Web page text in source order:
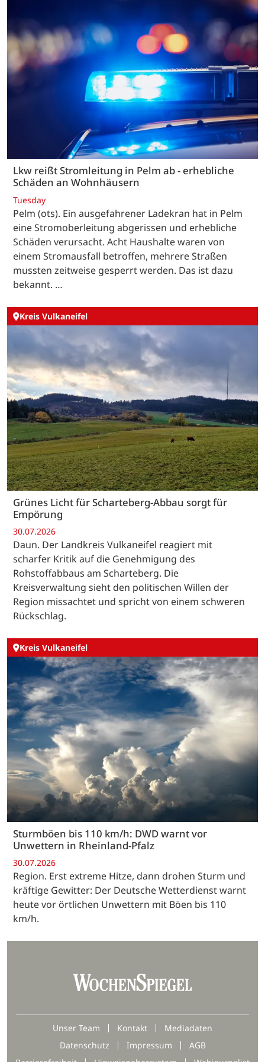
Lkw reißt Stromleitung in Pelm ab - erhebliche
Schäden an Wohnhäusern
Tuesday
Pelm (ots). Ein ausgefahrener Ladekran hat in Pelm
eine Stromoberleitung abgerissen und erhebliche
Schäden verursacht. Acht Haushalte waren von
einem Stromausfall betroffen, mehrere Straßen
mussten zeitweise gesperrt werden. Das ist dazu
bekannt. …
Kreis Vulkaneifel
Grünes Licht für Scharteberg-Abbau sorgt für
Empörung
30.07.2026
Daun. Der Landkreis Vulkaneifel reagiert mit
scharfer Kritik auf die Genehmigung des
Rohstoffabbaus am Scharteberg. Die
Kreisverwaltung sieht den politischen Willen der
Region missachtet und spricht von einem schweren
Rückschlag.
Kreis Vulkaneifel
Sturmböen bis 110 km/h: DWD warnt vor
Unwettern in Rheinland-Pfalz
30.07.2026
Region. Erst extreme Hitze, dann drohen Sturm und
kräftige Gewitter: Der Deutsche Wetterdienst warnt
heute vor örtlichen Unwettern mit Böen bis 110
km/h.
Unser Team Kontakt
Mediadaten
Datenschutz
Impressum
AGB